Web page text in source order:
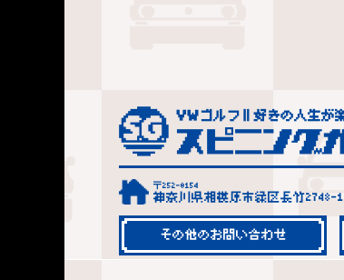
〒252-0154
神奈川県相模原市緑区長竹2748-1
その他のお問い合わせ